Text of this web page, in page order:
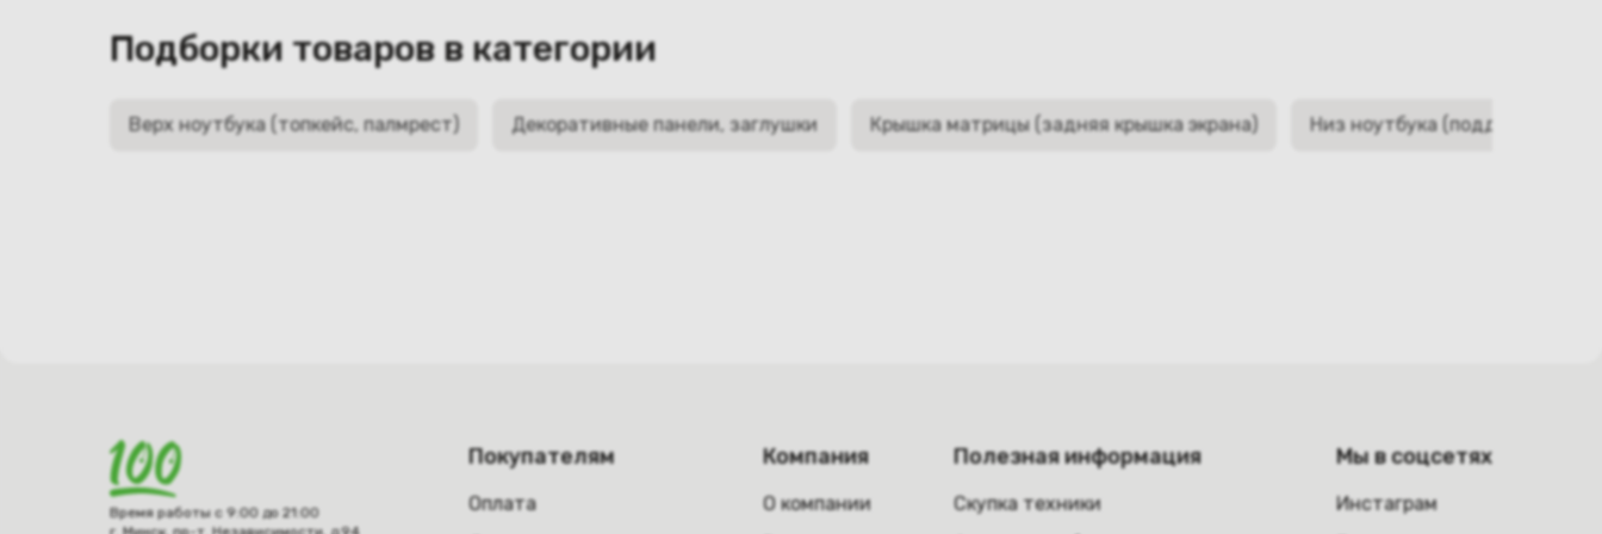
Подборки товаров в категории
Верх ноутбука (топкейс, палмрест) Декоративные панели, заглушки Крышка матрицы (задняя крышка экрана) Низ ноутбука (поддон,
Время работы с 9:00 до 21:00
Покупателям
Оплата
Компания
О компании
Полезная информация
Скупка техники
Мы в соцсетях
Инстаграм